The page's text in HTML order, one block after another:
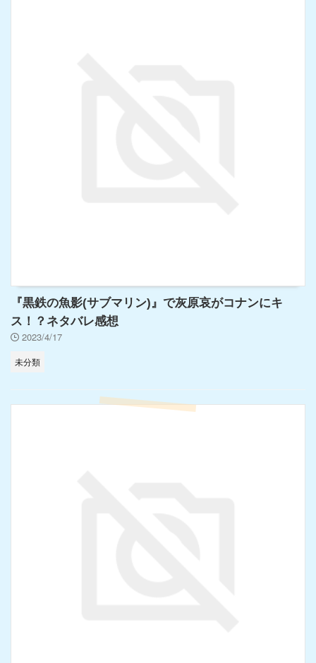
『黒鉄の魚影(サブマリン)』で灰原哀がコナンにキ
ス！？ネタバレ感想
2023/4/17
未分類